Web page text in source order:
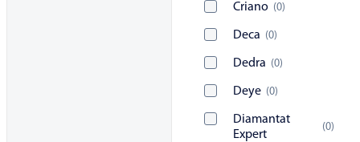
Criano (0)
Deca (0)
Dedra (0)
Deye (0)
Diamantat
Expert
(0)